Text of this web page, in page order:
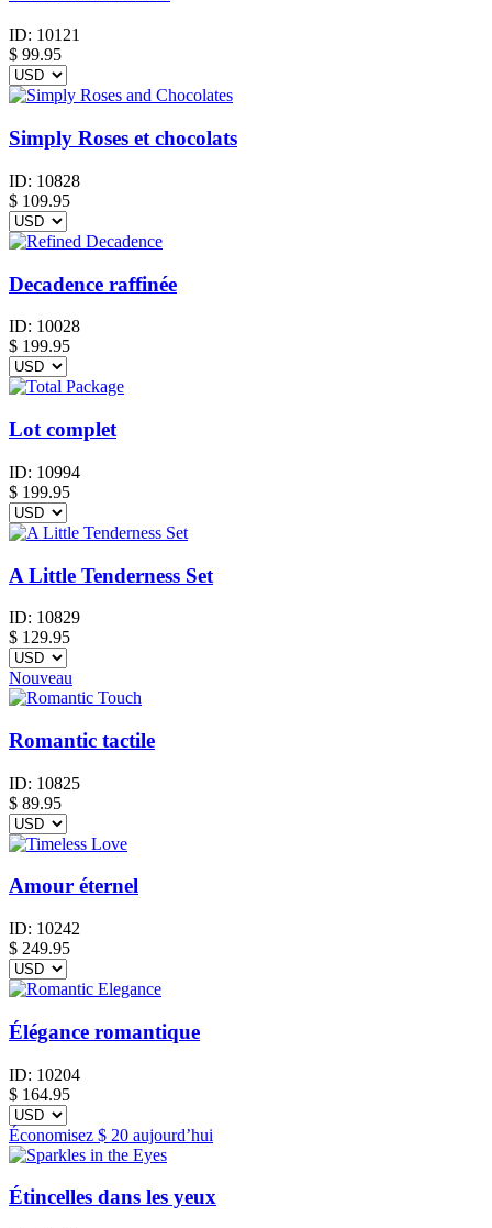
ID: 10121
$ 99.95
Simply Roses et chocolats
ID: 10828
$ 109.95
Decadence raffinée
ID: 10028
$ 199.95
Lot complet
ID: 10994
$ 199.95
A Little Tenderness Set
ID: 10829
$ 129.95
Nouveau
Romantic tactile
ID: 10825
$ 89.95
Amour éternel
ID: 10242
$ 249.95
Élégance romantique
ID: 10204
$ 164.95
Économisez $ 20 aujourd’hui
Étincelles dans les yeux